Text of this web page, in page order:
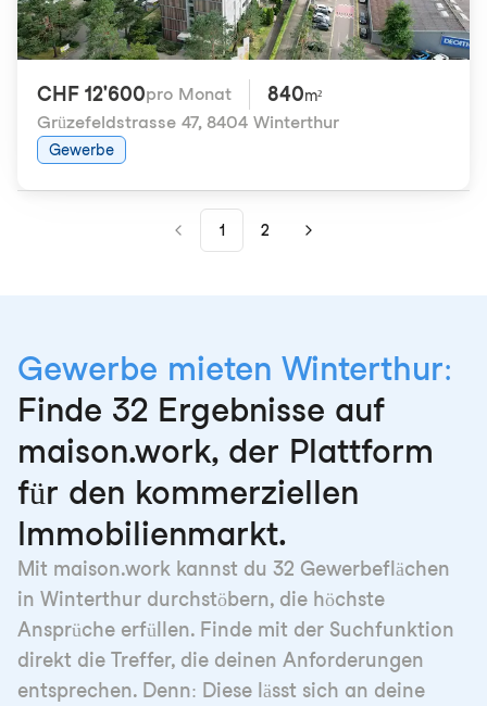
CHF 12'600pro Monat 840m²
Grüzefeldstrasse 47, 8404 Winterthur
Gewerbe
1 2
Gewerbe mieten Winterthur:
Finde 32 Ergebnisse auf
maison.work, der Plattform
für den kommerziellen
Immobilienmarkt.
Mit maison.work kannst du 32 Gewerbeflächen
in Winterthur durchstöbern, die höchste
Ansprüche erfüllen. Finde mit der Suchfunktion
direkt die Treffer, die deinen Anforderungen
entsprechen. Denn: Diese lässt sich an deine